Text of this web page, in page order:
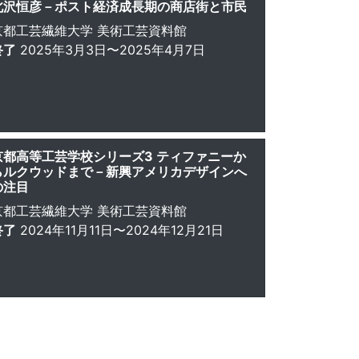
沢恒彦－ポスト経済成長期の商店街と市民
都工芸繊維大学 美術工芸資料館
了 2025年3月3日〜2025年4月7日
都高等工芸学校シリーズ3 ティファニーか
ルクウッドまで－新興アメリカデザインへ
目
都工芸繊維大学 美術工芸資料館
了 2024年11月11日〜2024年12月21日